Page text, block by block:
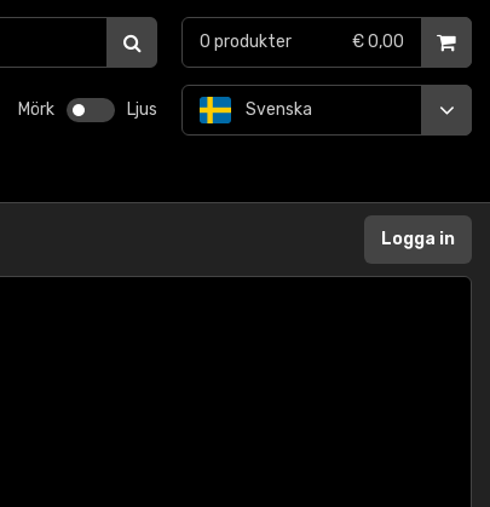
Mörk Ljus Svenska
0 produkter € 0,00
Logga in